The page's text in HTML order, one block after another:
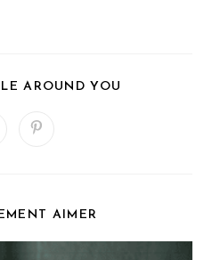
AROUND YOU
Ouvrir
AIMER